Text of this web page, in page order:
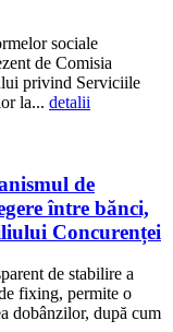
sociale
de Comisia
privind Serviciile
la... detalii
de
între bănci,
Concurenței
de stabilire a
fixing, permite o
dobânzilor, după cum